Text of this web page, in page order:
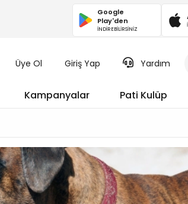
Google
Play'den
İNDİREBİLİRSİNİZ
Üye Ol Giriş Yap Yardım
Kampanyalar Pati Kulüp